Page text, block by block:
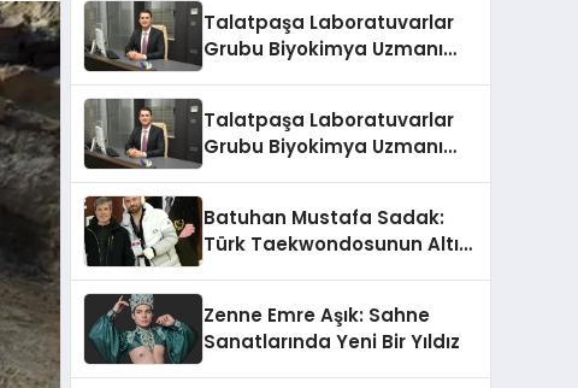
Talatpaşa Laboratuvarlar
Grubu Biyokimya Uzmanı
Talatpaşa Laboratuvarlar
Grubu Biyokimya Uzmanı
Batuhan Mustafa Sadak:
Türk Taekwondosunun Altın
Zenne Emre Aşık: Sahne
Sanatlarında Yeni Bir Yıldız